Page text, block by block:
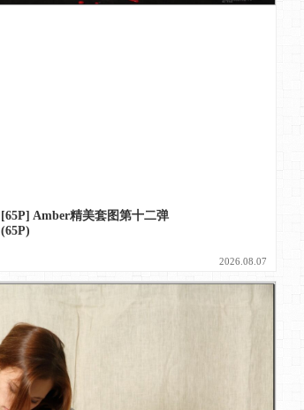
[65P] Amber精美套图第十二弹
(65P)
2026.08.07